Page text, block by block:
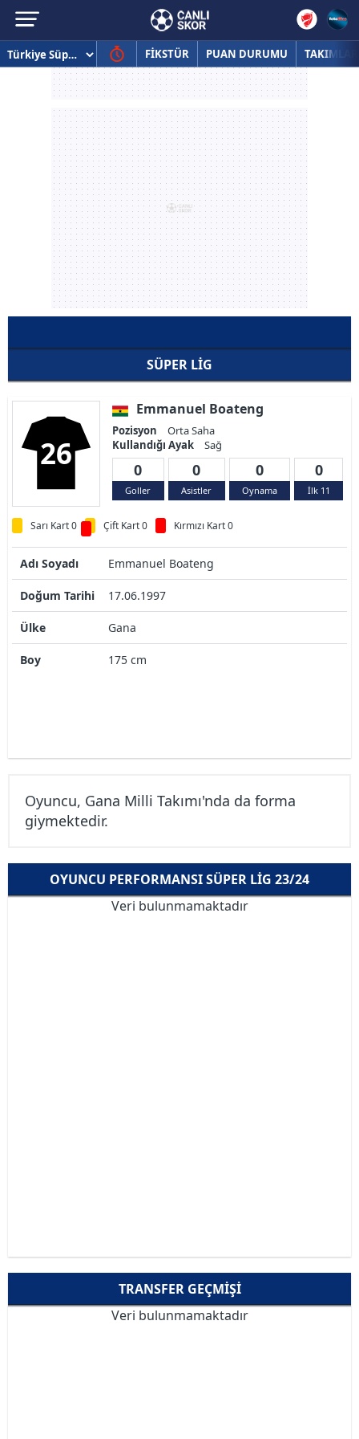
FİKSTÜR PUAN DURUMU TAKIMLAR
SÜPER LIG
26
Emmanuel Boateng
Pozisyon
Orta Saha
Kullandığı Ayak
Sağ
0
Goller
0
Asistler
0
Oynama
0
İlk 11
Sarı Kart 0 Çift Kart 0 Kırmızı Kart 0
Adı Soyadı Emmanuel Boateng
Doğum Tarihi 17.06.1997
Ülke Gana
Boy 175 cm
Oyuncu, Gana Milli Takımı'nda da forma
giymektedir.
OYUNCU PERFORMANSI SÜPER LIG 23/24
Veri bulunmamaktadır
TRANSFER GEÇMIŞI
Veri bulunmamaktadır